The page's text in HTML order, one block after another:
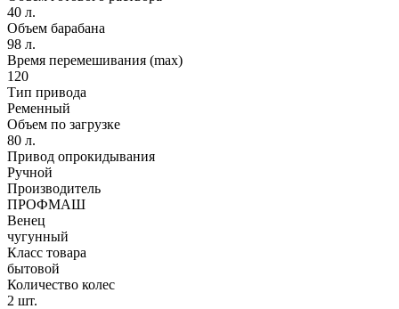
40 л.
Объем барабана
98 л.
Время перемешивания (max)
120
Тип привода
Ременный
Объем по загрузке
80 л.
Привод опрокидывания
Ручной
Производитель
ПРОФМАШ
Венец
чугунный
Класс товара
бытовой
Количество колес
2 шт.